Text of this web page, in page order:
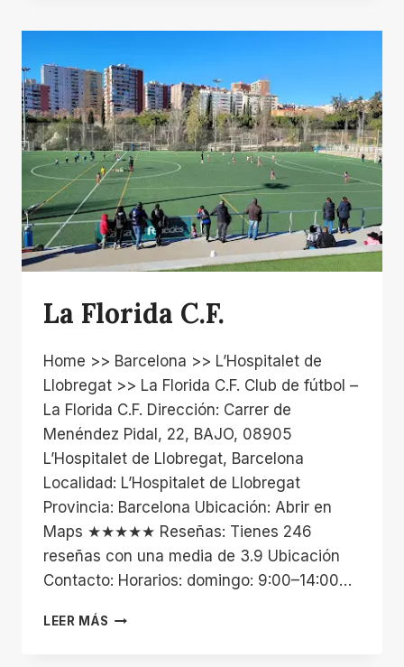
BIENESTAR
MOVIMIENTO-
La Florida C.F.
Home >> Barcelona >> L’Hospitalet de
Llobregat >> La Florida C.F. Club de fútbol –
La Florida C.F. Dirección: Carrer de
Menéndez Pidal, 22, BAJO, 08905
L’Hospitalet de Llobregat, Barcelona
Localidad: L’Hospitalet de Llobregat
Provincia: Barcelona Ubicación: Abrir en
Maps ★★★★★ Reseñas: Tienes 246
reseñas con una media de 3.9 Ubicación
Contacto: Horarios: domingo: 9:00–14:00…
LEER MÁS LA